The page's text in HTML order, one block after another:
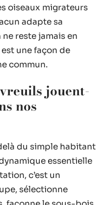
oiseaux migrateurs
adapte sa
reste jamais en
une façon de
commun.
jouent-
nos
du simple habitant
essentielle
c’est un
sélectionne